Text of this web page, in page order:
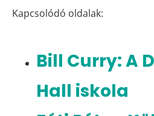
Kapcsolódó oldalak:
Bill Curry: A
Hall iskola